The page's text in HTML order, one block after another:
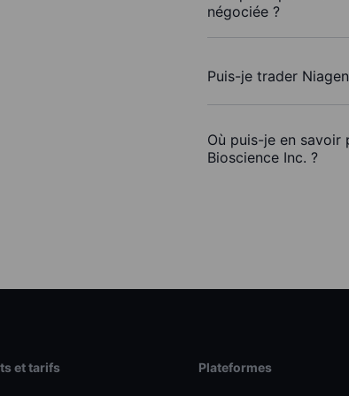
négociée ?
Puis-je trader
Où puis-je en savoir
Bioscience Inc. ?
et tarifs Plateformes